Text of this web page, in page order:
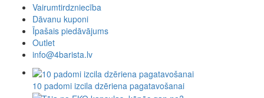
Vairumtirdzniecība
Dāvanu kuponi
Īpašais piedāvājums
Outlet
info@4barista.lv
10 padomi izcila dzēriena pagatavošanai